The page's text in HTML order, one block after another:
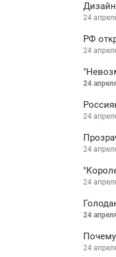
24
РФ
24
24
24
24
24
24
24